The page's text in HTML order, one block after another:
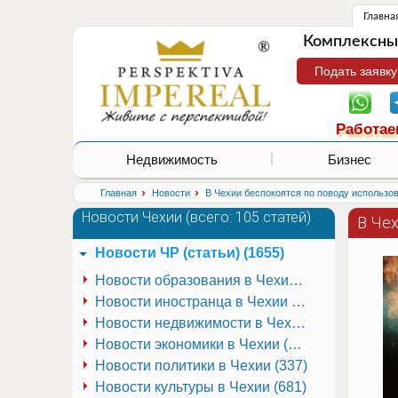
Подать
Недвижимость Бизнес
Главная › Новости › В Чехии беспокоятся по поводу
В
Новости Чехии (всего: 105 статей)
Новости иностранца в Чехии (223)
Новости культуры в Чехии (681)
Новости недвижимости в Чехии (337)
Новости образования в Чехии (251)
Новости политики в Чехии (337)
Новости ЧР (статьи) (1655)
Новости экономики в Чехии (941)